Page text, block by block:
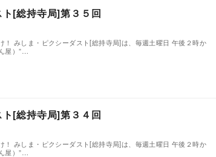
[総持寺局]第３５回
！ みしま・ピクシーダスト[総持寺局]は、毎週土曜日 午後２時か
屋）”…
[総持寺局]第３４回
！ みしま・ピクシーダスト[総持寺局]は、毎週土曜日 午後２時か
屋）”…